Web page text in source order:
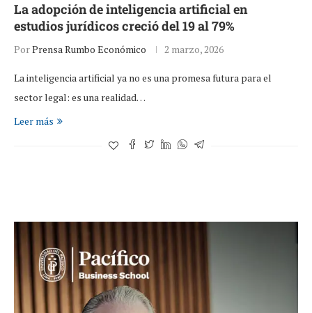
La adopción de inteligencia artificial en
estudios jurídicos creció del 19 al 79%
PorPrensa Rumbo Económico 2 marzo, 2026
La inteligencia artificial ya no es una promesa futura para el
sector legal: es una realidad…
Leer más